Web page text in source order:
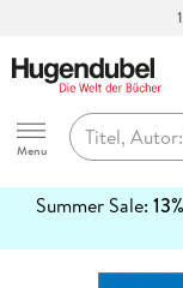
Hugendubel
Menu
Summer Sale:
erfahren